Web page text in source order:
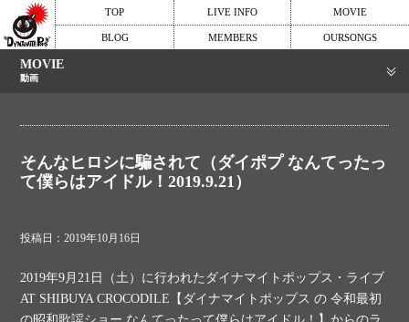
TOP LIVE INFO MOVIE
BLOG MEMBERS OURSONGS
MOVIE
動画
そんなヒロシに騙されて（ダイポプ なんてったっ
て僕らはアイドル！2019.9.21）
投稿日：2019年10月16日
2019年9月21日（土）に行われたダイナマイトポップス・ライブ
AT SHIBUYA CROCODILE【ダイナマイトポップス の 令和最初